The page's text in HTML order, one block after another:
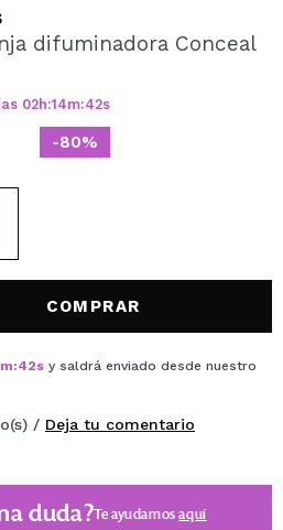
podrás realizar
revisar el estado de tus
difuminadora Conceal
02h:14m:41s
-80%
COMPRAR
m:41sy saldrá enviado desde nuestro
/ Deja tu comentario
duda?Te ayudamosaquí